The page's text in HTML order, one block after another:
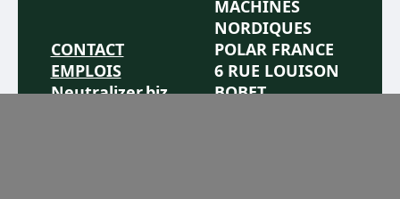
CONTACT
EMPLOIS
Neutralizer.biz
MACHINES
NORDIQUES
POLAR FRANCE
6 RUE LOUISON
BOBET